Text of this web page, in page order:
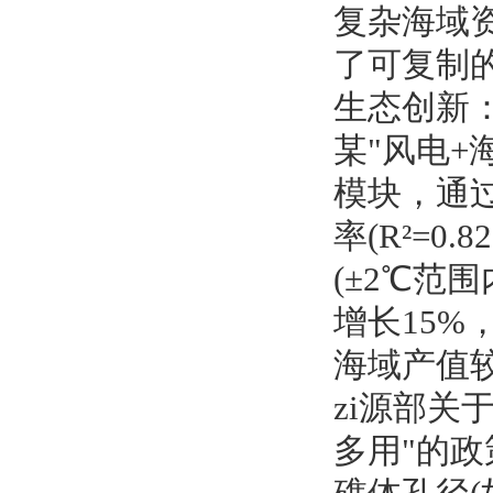
复杂海域
了可复制
生态创新
某"风电+
模块，通
率
(±2℃范围
增长15%
海域产值
zi源部关
多用"的